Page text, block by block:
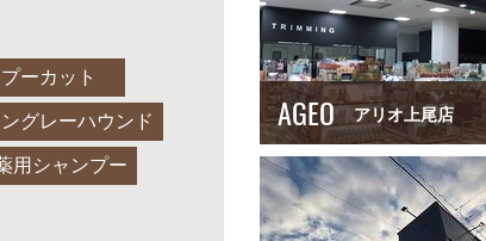
ーカット
グレーハウンド
用シャンプー
AGEO アリオ上尾店